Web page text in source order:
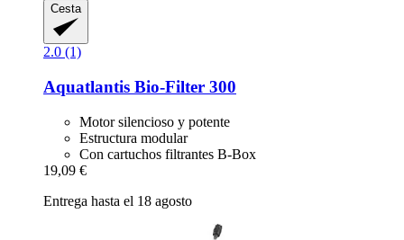
Cesta
2.0 (1)
Aquatlantis Bio-​Filter 300
Motor silencioso y potente
Estructura modular
Con cartuchos filtrantes B-Box
19,09 €
Entrega hasta el 18 agosto